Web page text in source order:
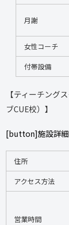
月謝
女性コーチ
付帯設備
【ティーチング
ブCUE校）】
[button]施設詳細
住所
アクセス方法
営業時間